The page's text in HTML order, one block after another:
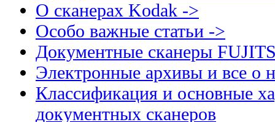
О сканерах Kodak ->
Особо важные статьи ->
Документные сканеры
Электронные архивы и все о
Классификация и основные
документных сканеров